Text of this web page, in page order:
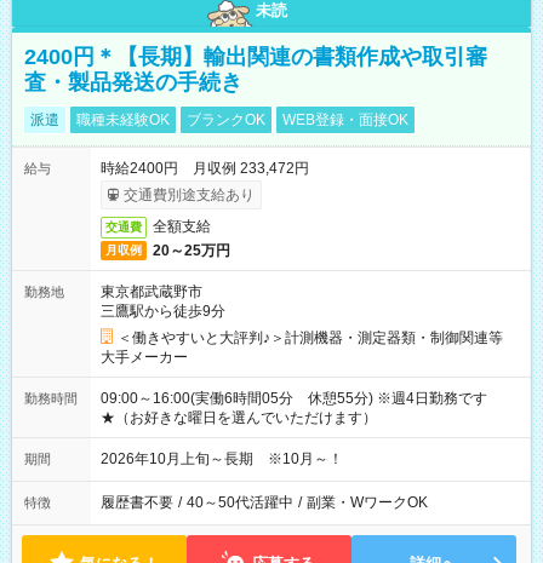
未読
2400円＊【長期】輸出関連の書類作成や取引審
査・製品発送の手続き
派遣 職種未経験OK ブランクOK WEB登録・面接OK
給与
時給2400円 月収例 233,472円
交通費別途支給あり
交通費 全額支給
月収例 20～25万円
勤務地
東京都武蔵野市
三鷹駅から徒歩9分
＜働きやすいと大評判♪＞計測機器・測定器類・制御関連等
大手メーカー
勤務時間
09:00～16:00(実働6時間05分 休憩55分) ※週4日勤務です
★（お好きな曜日を選んでいただけます）
期間 2026年10月上旬～長期 ※10月～！
特徴 履歴書不要 / 40～50代活躍中 / 副業・WワークOK